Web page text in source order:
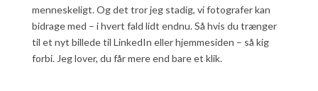
menneskeligt. Og det tror jeg stadig, vi fotografer kan
bidrage med – i hvert fald lidt endnu. Så hvis du trænger
til et nyt billede til LinkedIn eller hjemmesiden – så kig
forbi. Jeg lover, du får mere end bare et klik.